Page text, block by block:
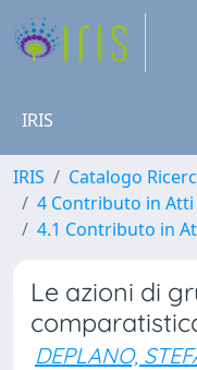
IRIS
IRIS
Catalogo
4 Contributo in
4.1 Contributo in
Le azioni di
DEPLANO,